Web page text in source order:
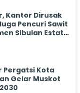
Kantor Dirusak
Pencuri Sawit
Sibulan Estate
Pergatsi Kota
Gelar Muskot